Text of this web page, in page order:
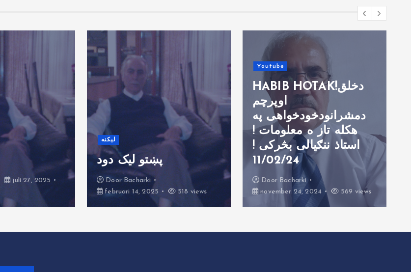
juli 27, 2025
لیکنه
پښتو لیک دود
Door Bacharki
februari 14, 2025
518 views
Youtube
HABIB HOTAK!دخلق
اوپرچم
دمشرانودخودخواهی په
هکله تاز ه معلومات !
استاذ ننګیالی بڅرکی !
11/02/24
Door Bacharki
november 24, 2024
569 views